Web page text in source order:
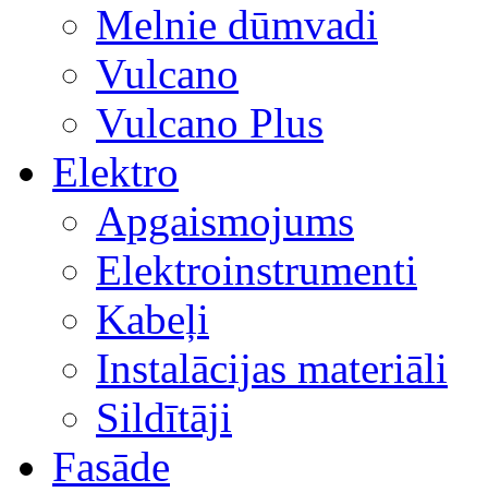
Melnie dūmvadi
Vulcano
Vulcano Plus
Elektro
Apgaismojums
Elektroinstrumenti
Kabeļi
Instalācijas materiāli
Sildītāji
Fasāde